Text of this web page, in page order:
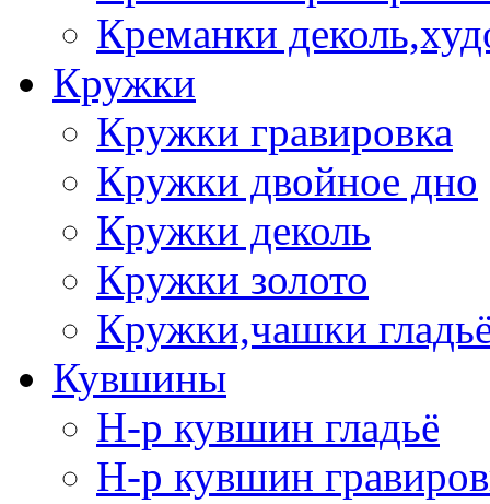
Креманки
Кружки
Кружки гравировка
Кружки двойное дно
Кружки деколь
Кружки золото
Кружки,чашки
Кувшины
Н-р кувшин гладьё
Н-р кувшин